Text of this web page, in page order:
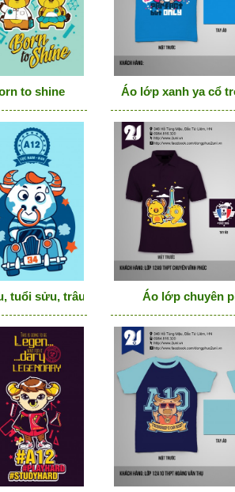
to shine Áo lớp xanh ya cổ
tuổi sửu, trâu lái ô tô Áo lớp chuyên